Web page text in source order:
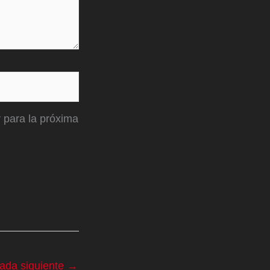
para la próxima
siguiente →